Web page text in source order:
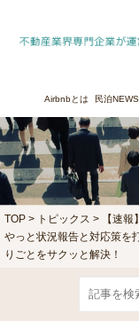
Airbnbとは 民泊NEWS
TOP > トピックス > 【速報
やっと状況報告と対応策を
りごとをサクッと解決！